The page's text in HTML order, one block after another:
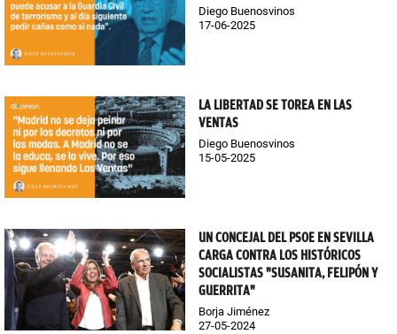
Diego Buenosvinos
17-06-2025
LA LIBERTAD SE TOREA EN LAS
VENTAS
Diego Buenosvinos
15-05-2025
UN CONCEJAL DEL PSOE EN SEVILLA
CARGA CONTRA LOS HISTÓRICOS
SOCIALISTAS "SUSANITA, FELIPÓN Y
GUERRITA"
Borja Jiménez
27-05-2024